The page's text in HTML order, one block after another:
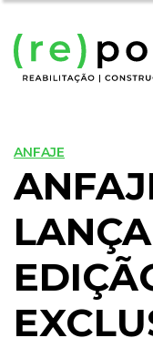
ANFAJE